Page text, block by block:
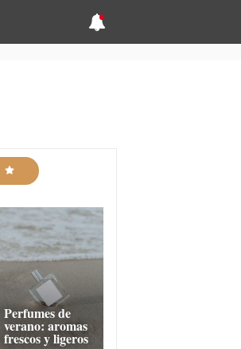
Perfumes de
verano: aromas
frescos y ligeros